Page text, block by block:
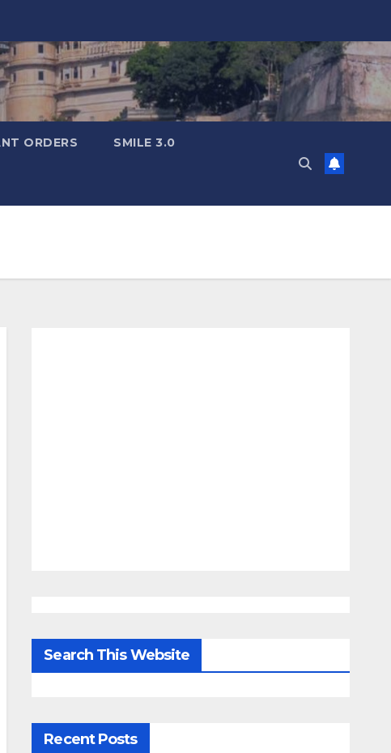
ORDERS SMILE 3.0
Search This Website
Recent Posts